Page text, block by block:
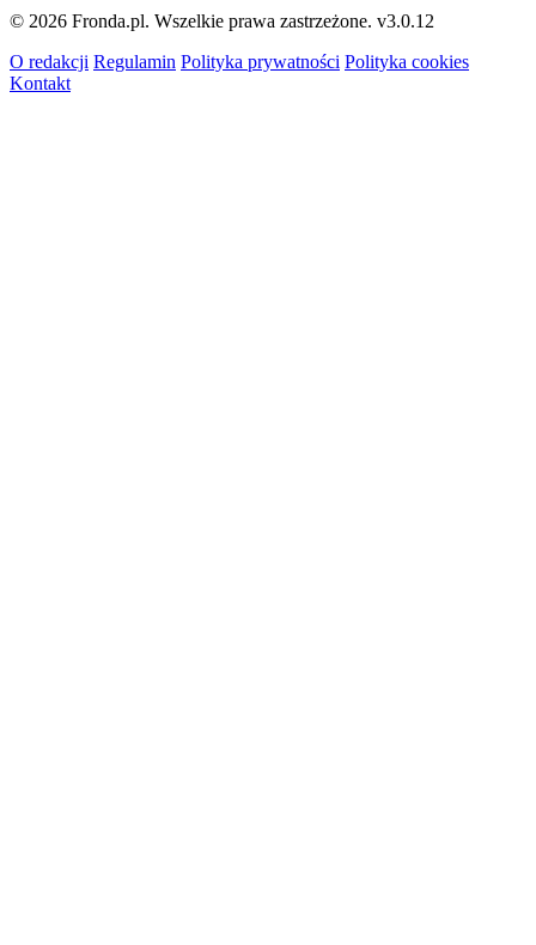
© 2026 Fronda.pl. Wszelkie prawa zastrzeżone. v3.0.12
O redakcji Regulamin Polityka prywatności Polityka cookies
Kontakt